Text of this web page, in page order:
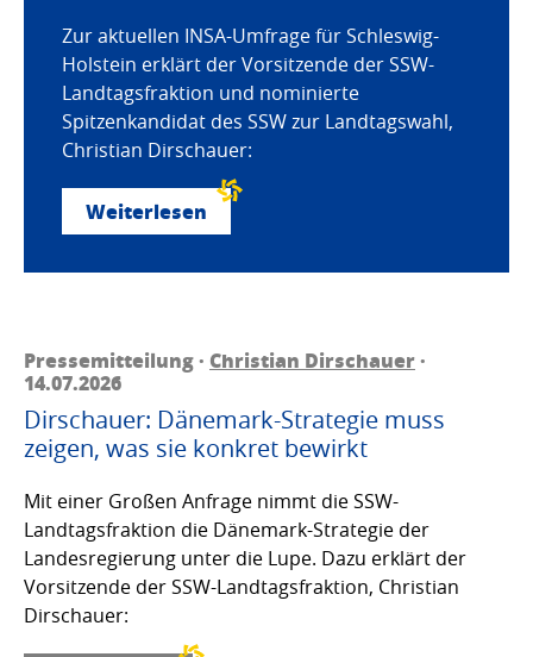
Zur aktuellen INSA-Umfrage für Schleswig-
Holstein erklärt der Vorsitzende der SSW-
Landtagsfraktion und nominierte
Spitzenkandidat des SSW zur Landtagswahl,
Christian Dirschauer:
Weiterlesen
Pressemitteilung · Christian Dirschauer·
14.07.2026
Dirschauer: Dänemark-Strategie muss
zeigen, was sie konkret bewirkt
Mit einer Großen Anfrage nimmt die SSW-
Landtagsfraktion die Dänemark-Strategie der
Landesregierung unter die Lupe. Dazu erklärt der
Vorsitzende der SSW-Landtagsfraktion, Christian
Dirschauer: